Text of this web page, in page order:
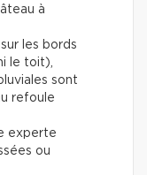
à
les bords
le toit),
sont
refoule
experte
ou